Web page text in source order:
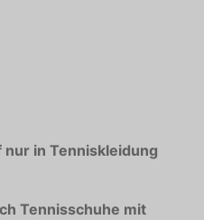
nur inTenniskleidung
Tennisschuhe mit